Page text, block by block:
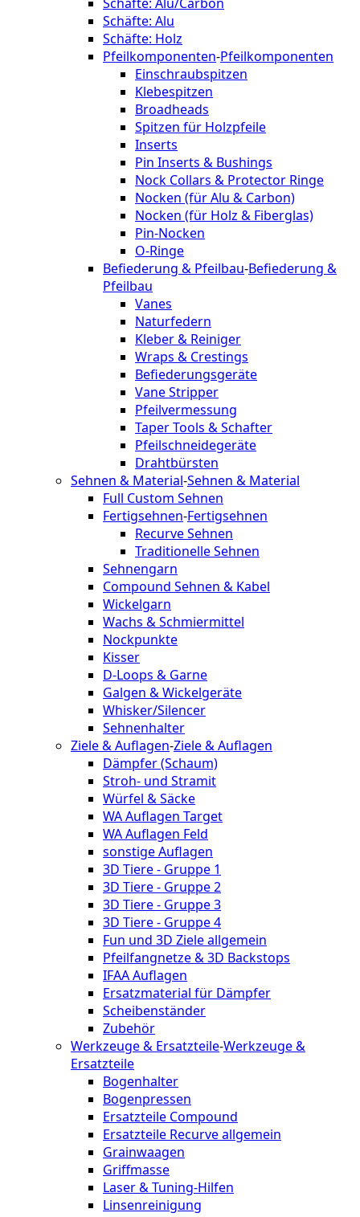
Schäfte: Alu
Schäfte: Holz
Pfeilkomponenten-Pfeilkomponenten
Einschraubspitzen
Klebespitzen
Broadheads
Spitzen für Holzpfeile
Inserts
Pin Inserts & Bushings
Nock Collars & Protector Ringe
Nocken (für Alu & Carbon)
Nocken (für Holz & Fiberglas)
Pin-Nocken
O-Ringe
Befiederung & Pfeilbau-Befiederung &
Pfeilbau
Vanes
Naturfedern
Kleber & Reiniger
Wraps & Crestings
Befiederungsgeräte
Vane Stripper
Pfeilvermessung
Taper Tools & Schafter
Pfeilschneidegeräte
Drahtbürsten
Sehnen & Material-Sehnen & Material
Full Custom Sehnen
Fertigsehnen-Fertigsehnen
Recurve Sehnen
Traditionelle Sehnen
Sehnengarn
Compound Sehnen & Kabel
Wickelgarn
Wachs & Schmiermittel
Nockpunkte
Kisser
D-Loops & Garne
Galgen & Wickelgeräte
Whisker/Silencer
Sehnenhalter
Ziele & Auflagen-Ziele & Auflagen
Dämpfer (Schaum)
Stroh- und Stramit
Würfel & Säcke
WA Auflagen Target
WA Auflagen Feld
sonstige Auflagen
3D Tiere - Gruppe 1
3D Tiere - Gruppe 2
3D Tiere - Gruppe 3
3D Tiere - Gruppe 4
Fun und 3D Ziele allgemein
Pfeilfangnetze & 3D Backstops
IFAA Auflagen
Ersatzmaterial für Dämpfer
Scheibenständer
Zubehör
Werkzeuge & Ersatzteile-Werkzeuge &
Ersatzteile
Bogenhalter
Bogenpressen
Ersatzteile Compound
Ersatzteile Recurve allgemein
Grainwaagen
Griffmasse
Laser & Tuning-Hilfen
Linsenreinigung